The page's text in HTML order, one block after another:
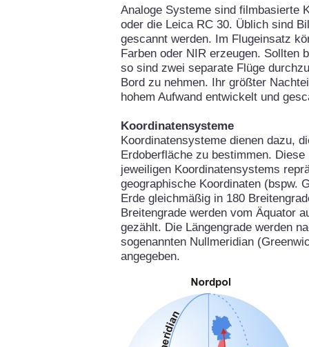
Analoge Systeme sind filmbasierte
oder die Leica RC 30. Üblich sind
gescannt werden. Im Flugeinsatz
Farben oder NIR erzeugen. Sollten
so sind zwei separate Flüge
Bord zu nehmen. Ihr größter
hohem Aufwand entwickelt und
Koordinatensysteme
Koordinatensysteme dienen dazu,
Erdoberfläche zu bestimmen.
jeweiligen Koordinatensystems
geographische Koordinaten (bspw.
Erde gleichmäßig in 180
Breitengrade werden vom Äquator
gezählt. Die Längengrade werden
sogenannten Nullmeridian
angegeben.